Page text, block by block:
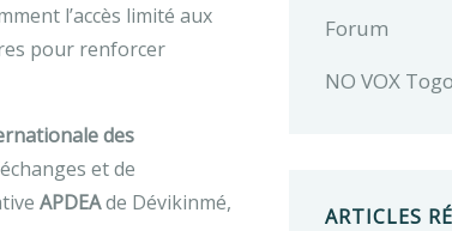
l’accès limité aux
pour renforcer
des
et de
APDEAde Dévikinmé,
Forum
NO VOX Togo
ARTICLES